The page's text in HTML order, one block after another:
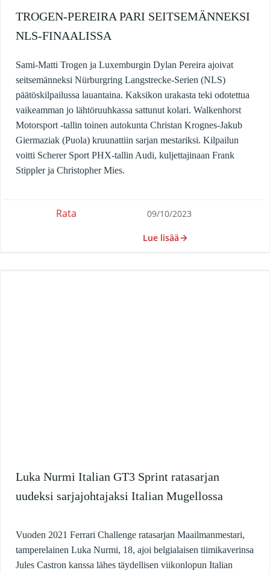
TROGEN-PEREIRA PARI SEITSEMÄNNEKSI
NLS-FINAALISSA
Sami-Matti Trogen ja Luxemburgin Dylan Pereira ajoivat
seitsemänneksi Nürburgring Langstrecke-Serien (NLS)
päätöskilpailussa lauantaina. Kaksikon urakasta teki odotettua
vaikeamman jo lähtöruuhkassa sattunut kolari. Walkenhorst
Motorsport -tallin toinen autokunta Christan Krognes-Jakub
Giermaziak (Puola) kruunattiin sarjan mestariksi. Kilpailun
voitti Scherer Sport PHX-tallin Audi, kuljettajinaan Frank
Stippler ja Christopher Mies.
Rata 09/10/2023
Lue lisää
Luka Nurmi Italian GT3 Sprint ratasarjan
uudeksi sarjajohtajaksi Italian Mugellossa
Vuoden 2021 Ferrari Challenge ratasarjan Maailmanmestari,
tamperelainen Luka Nurmi, 18, ajoi belgialaisen tiimikaverinsa
Jules Castron kanssa lähes täydellisen viikonlopun Italian